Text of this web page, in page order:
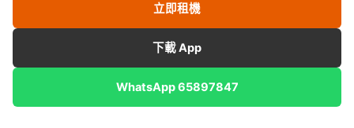
立即租機
下載 App
WhatsApp 65897847